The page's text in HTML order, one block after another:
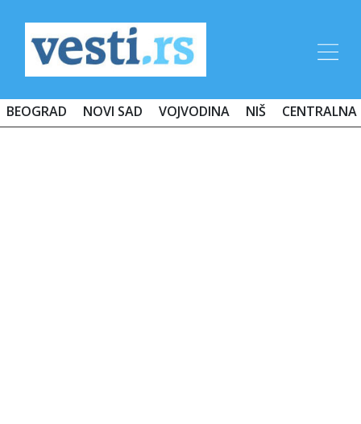
BEOGRAD NOVI SAD VOJVODINA NIŠ CENTRALNA